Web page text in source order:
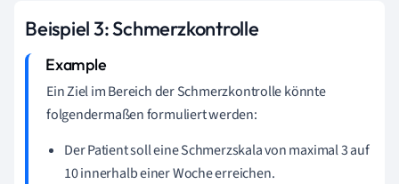
Beispiel 3: Schmerzkontrolle
Ein Ziel im Bereich der Schmerzkontrolle könnte
folgendermaßen formuliert werden:
Der Patient soll eine Schmerzskala von maximal 3 auf
10 innerhalb einer Woche erreichen.